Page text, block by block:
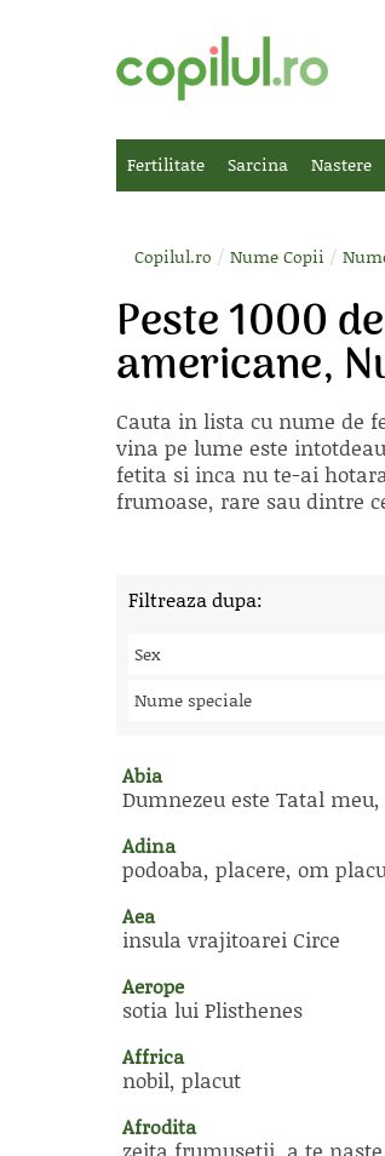
Fertilitate Sarcina Nastere
Copilul.ro / Nume Copii /
Peste 1000
americane,
Cauta in lista cu nume de
vina pe lume este
fetita si inca nu te-ai
frumoase, rare sau dintre
Filtreaza dupa:
Sex
Nume speciale
Abia
Dumnezeu este Tatal
Adina
podoaba, placere, om
Aea
insula vrajitoarei Circe
Aerope
sotia lui Plisthenes
Affrica
nobil, placut
Afrodita
zeita frumusetii, a te